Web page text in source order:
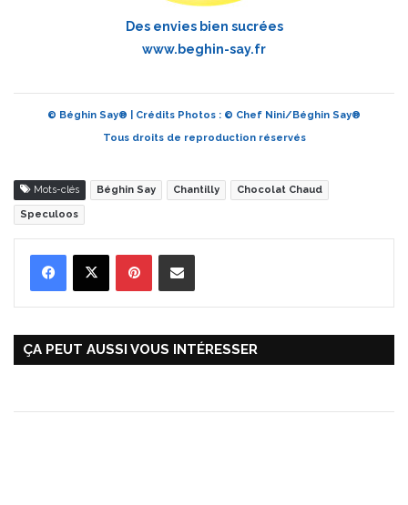
Des envies bien sucrées
www.beghin-say.fr
© Béghin Say® | Crédits Photos : © Chef Nini/Béghin Say®
Tous droits de reproduction réservés
Mots-clés Béghin Say Chantilly Chocolat Chaud
Speculoos
ÇA PEUT AUSSI VOUS INTÉRESSER